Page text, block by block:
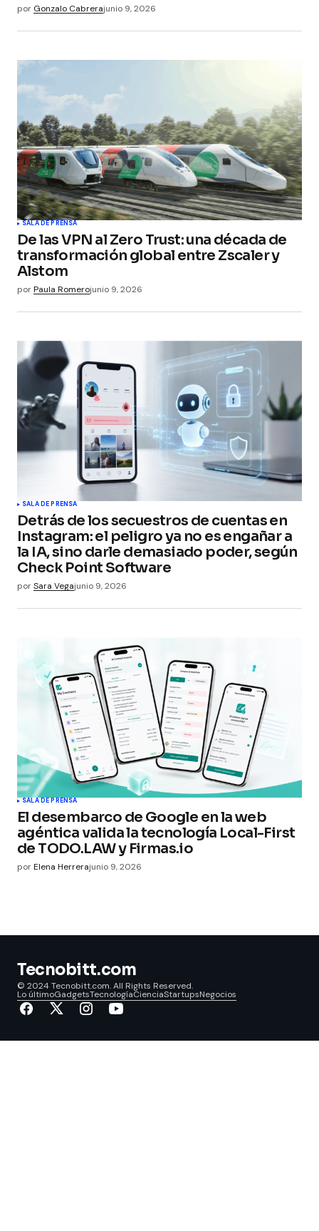
por Gonzalo Cabrerajunio 9, 2026
SALA DE PRENSA
De las VPN al Zero Trust: una década de
transformación global entre Zscaler y
Alstom
porPaula Romerojunio 9, 2026
SALA DE PRENSA
Detrás de los secuestros de cuentas en
Instagram: el peligro ya no es engañar a
la IA, sino darle demasiado poder, según
Check Point Software
porSara Vegajunio 9, 2026
SALA DE PRENSA
El desembarco de Google en la web
agéntica valida la tecnología Local-First
de TODO.LAW y Firmas.io
porElena Herrerajunio 9, 2026
Tecnobitt.com
© 2024 Tecnobitt.com. All Rights Reserved.
Lo últimoGadgetsTecnologíaCienciaStartupsNegocios